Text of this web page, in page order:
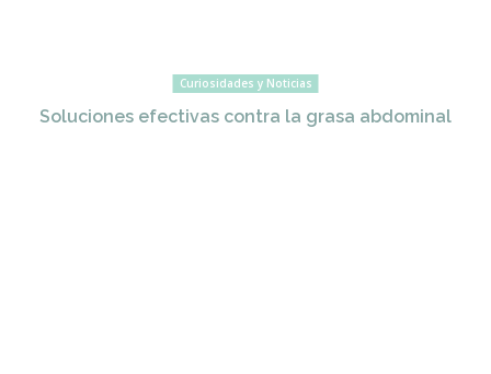
Curiosidades y Noticias
Soluciones efectivas contra la grasa abdominal